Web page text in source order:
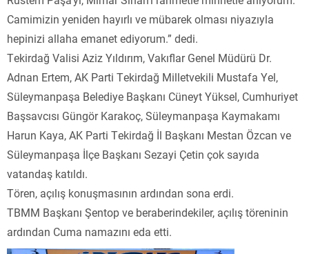
Camimizin yeniden hayırlı ve mübarek olması niyazıyla
hepinizi allaha emanet ediyorum.” dedi.
Tekirdağ Valisi Aziz Yıldırım, Vakıflar Genel Müdürü Dr.
Adnan Ertem, AK Parti Tekirdağ Milletvekili Mustafa Yel,
Süleymanpaşa Belediye Başkanı Cüneyt Yüksel, Cumhuriyet
Başsavcısı Güngör Karakoç, Süleymanpaşa Kaymakamı
Harun Kaya, AK Parti Tekirdağ İl Başkanı Mestan Özcan ve
Süleymanpaşa İlçe Başkanı Sezayi Çetin çok sayıda
vatandaş katıldı.
Tören, açılış konuşmasının ardından sona erdi.
TBMM Başkanı Şentop ve beraberindekiler, açılış töreninin
ardından Cuma namazını eda etti.